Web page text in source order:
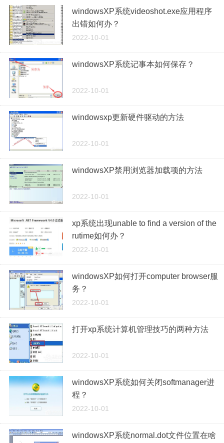
windowsXP系统videoshot.exe应用程序
出错如何办？
2022-10-01
windowsXP系统记事本如何保存？
2022-10-01
windowsxp更新硬件驱动的方法
2022-10-01
windowsXP禁用浏览器加载项的方法
2022-10-01
xp系统出现unable to find a version of the
rutime如何办？
2022-10-01
windowsXP如何打开computer browser服
务？
2022-10-01
打开xp系统计算机管理技巧的两种方法
2022-10-01
windowsXP系统如何关闭softmanager进
程？
2022-10-01
windowsXP系统normal.dot文件位置在啥